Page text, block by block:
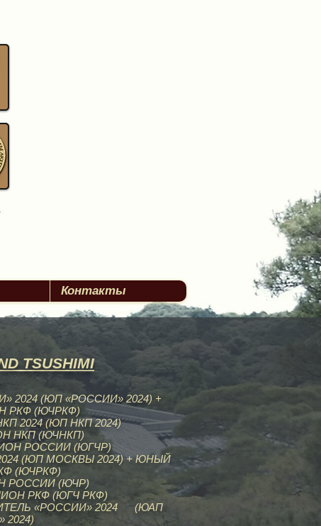
Контакты
TSUSHIMI
2024 (ЮП «РОССИИ» 2024) +
РКФ (ЮЧРКФ)
2024 (ЮП НКП 2024)
НКП (ЮЧНКП)
РОССИИ (ЮГЧР)
(ЮП МОСКВЫ 2024) + ЮНЫЙ
(ЮЧРКФ)
РОССИИ (ЮЧР)
РКФ (ЮГЧ РКФ)
«РОССИИ» 2024 (ЮАП
2024)